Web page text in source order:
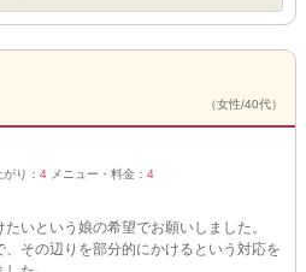
（女性/40代）
り： 4 メニュー・料金： 4
いという娘の希望でお願いしました。
その辺りを部分的にかけるという対応を